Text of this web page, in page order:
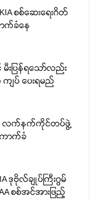
စစ်ဆေးရေးဂိတ်
က်ခံနေ
းပြန်ရသော်လည်း
ျပ် ပေးရမည်
လက်နက်ကိုင်တပ်ဖွဲ့
ောက်ခံ
ဒုဗိုလ်ချုပ်ကြီးဂွမ်
စစ်အင်အားဖြည့်